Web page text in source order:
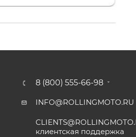
8 (800) 555-66-98
INFO@ROLLINGMOTO.RU
клиентская поддержка